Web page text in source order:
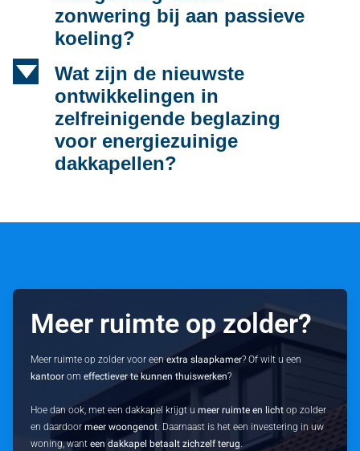
zonwering bij aan passieve
koeling?
d
Wat zijn de nieuwste
ontwikkelingen in
zelfreinigende beglazing
voor energiezuinige
dakkapellen?
Meer ruimte op zolder?
Meer ruimte op zolder voor eenextra slaapkamer? Of wilt u een
kantoor omeffectiever te kunnen thuiswerken?
Hoe dan ook, met een dakkapel krijgt umeer ruimte en licht op zolder
en daardoormeer woongenot. Daarnaast is het een investering in uw
woning, wanteen dakkapel betaalt zichzelf terug.